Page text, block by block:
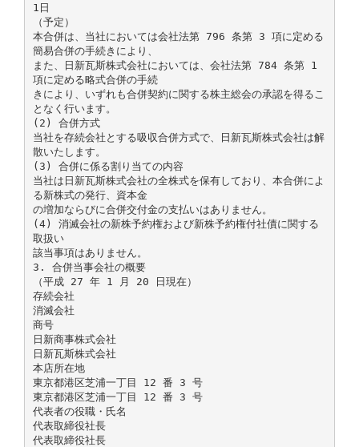
1日
（予定）
本合併は、当社においては会社法第 796 条第 3 項に定める
簡易合併の手続きにより、
また、日新瓦斯株式会社においては、会社法第 784 条第 1
項に定める略式合併の手続
きにより、いずれも合併契約に関する株主総会の承認を得るこ
となく行います。
(2) 合併方式
当社を存続会社とする吸収合併方式で、日新瓦斯株式会社は解
散いたします。
(3) 合併に係る割り当ての内容
当社は日新瓦斯株式会社の全株式を保有しており、本合併によ
る新株式の発行、資本金
の増加ならびに合併交付金の支払いはありません。
(4) 消滅会社の新株予約権および新株予約権付社債に関する
取扱い
該当事項はありません。
3. 合併当事会社の概要
（平成 27 年 1 月 20 日現在）
存続会社
消滅会社
商号
日新商事株式会社
日新瓦斯株式会社
本店所在地
東京都港区芝浦一丁目 12 番 3 号
東京都港区芝浦一丁目 12 番 3 号
代表者の役職・氏名
代表取締役社長
代表取締役社長